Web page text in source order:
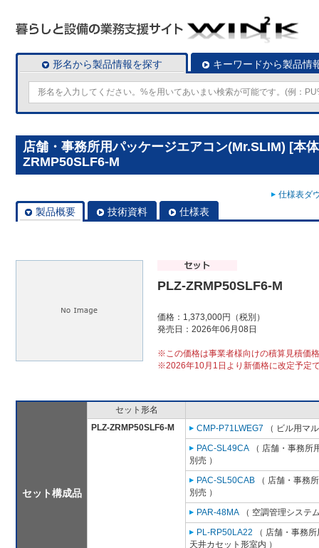
形名から製品情報を探す キーワードから製品情
店舗・事務所用パッケージエアコン(Mr.SLIM) [本
ZRMP50SLF6-M
仕様表ダ
製品概要 技術資料 仕様表
PLZ-ZRMP50SLF6-M
価格：1,373,000円（税別）
発売日：2026年06月08日
※この価格は事業者様向けの積算見積価
※2026年10月1日より新価格に改定予定
セット構成品
セット形名
PLZ-ZRMP50SLF6-M
CMP-P71LWEG7 （ ビル用マ
PAC-SL49CA （ 店舗・事務所
別売 ）
PAC-SL50CAB （ 店舗・事務
別売 ）
PAR-48MA （ 空調管理システ
PL-RP50LA22 （ 店舗・事務
天井カセット形室内 ）